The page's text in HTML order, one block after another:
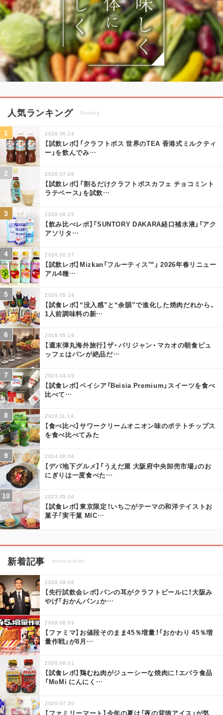
人気ランキング Ranking
2026.06.24
【試飲レポ】「クラフトボス 世界のTEA 香港式ミルクティ
ー」を飲んでみ…
2026.07.06
【試飲レポ】「割るだけクラフトボスカフェ チョコミント
ラテベース」を試飲…
2026.06.25
【飲み比べレポ】「SUNTORY DAKARA経口補水液」「アク
アソリタ…
2026.02.27
【試飲レポ】Mizkan「フルーティス™」 2026年春リニュー
アル4種…
2026.05.14
【試食レポ】“没入感”と“余韻”で進化した焼肉だれから、
1人前調味料の新…
2018.05.19
【週末弾丸海外旅行】ザ・パリジャン・マカオの朝食ビュ
ッフェはパンが絶品だ…
2024.04.09
【試食レポ】ベイシア「Beisia Premium」スイーツを食べ
比べて…
2018.11.14
【食べ比べ】サワークリームオニオン味のポテトチップス
を食べ比べてみた
2024.06.06
【デパ地下グルメ】「うえだ屋 大阪府中央卸売市場」のお
にぎりは一度食べた…
2025.05.06
【試食レポ】東京限定！いちごがテーマの和洋テイストお
菓子「実千菓 MIC…
新着記事 recent articles
2026.08.06
【先行試飲会レポ】パンの耳がクラフトビールに！大阪み
やげ「おかんパン」か…
2026.08.03
【ファミマ】お値段そのまま45％増量！「おかわり 45％増
量作戦」が8月 …
2026.08.01
【試食レポ】鶏むね肉がジューシーな焼肉に！エバラ食品
「MoMi にんにく …
2026.07.30
【ファミリーマート】今年の夏は「夜の背徳アイス」が気